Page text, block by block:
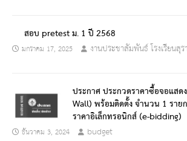
สอบ pretest ม. 1 ปี 2568
มกราคม 17, 2025 งานประชาสัมพันธ์ โรงเรียนสุ
ประกาศ ประกวดราคาซื้อจอแสด
Wall) พร้อมติดตั้ง จำนวน 1 ราย
ราคาอิเล็กทรอนิกส์ (e-bidding)
ธันวาคม 3, 2024 budget